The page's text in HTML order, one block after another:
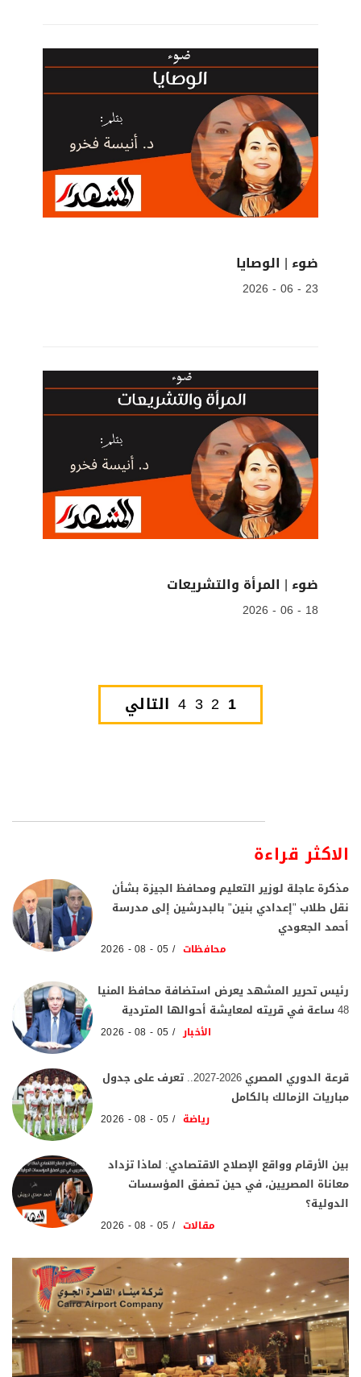
ضوء | الوصايا
23 - 06 - 2026
ضوء | المرأة والتشريعات
18 - 06 - 2026
1
2
3
4 التالي
الاكثر قراءة
مذكرة عاجلة لوزير التعليم ومحافظ الجيزة بشأن
نقل طلاب "إعدادي بنين" بالبدرشين إلى مدرسة
أحمد الجعودي
محافظات 05 - 08 - 2026
رئيس تحرير المشهد يعرض استضافة محافظ المنيا
48 ساعة في قريته لمعايشة أحوالها المتردية
الأخبار 05 - 08 - 2026
قرعة الدوري المصري 2026-2027.. تعرف على جدول
مباريات الزمالك بالكامل
رياضة 05 - 08 - 2026
بين الأرقام وواقع الإصلاح الاقتصادي: لماذا تزداد
معاناة المصريين، في حين تصفق المؤسسات
الدولية؟
مقالات 05 - 08 - 2026